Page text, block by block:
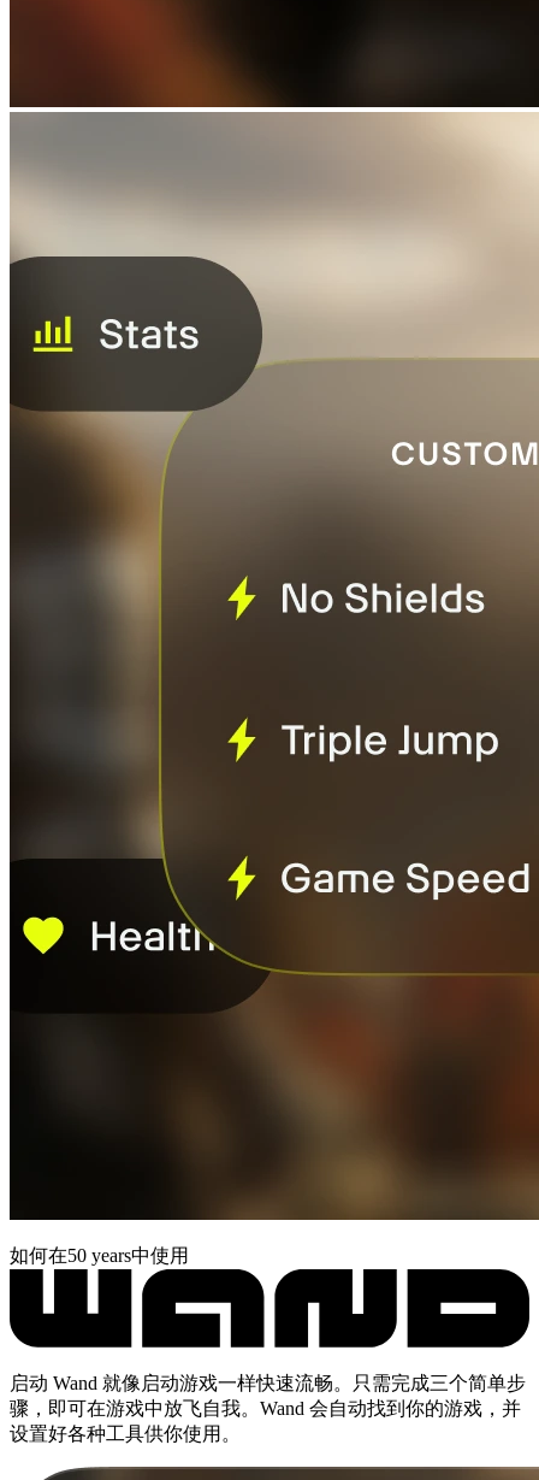
如何在50 years中使用
启动 Wand 就像启动游戏一样快速流畅。只需完成三个简单步
骤，即可在游戏中放飞自我。Wand 会自动找到你的游戏，并
设置好各种工具供你使用。